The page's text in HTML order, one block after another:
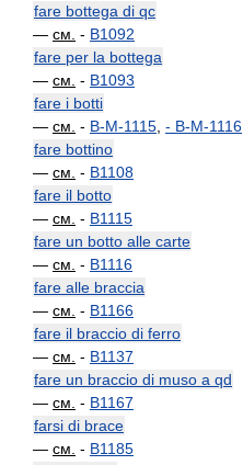
fare bottega di qc
— см. - B1092
fare per la bottega
— см. - B1093
fare i botti
— см. - B-M-1115 - B-M-1116
fare bottino
— см. - B1108
fare il botto
— см. - B1115
fare un botto alle carte
— см. - B1116
fare alle braccia
— см. - B1166
fare il braccio di ferro
— см. - B1137
fare un braccio di muso a qd
— см. - B1167
farsi di brace
— см. - B1185